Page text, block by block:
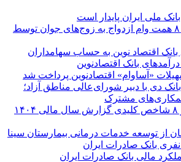
ملی ایران پایدار است
پرداخت بیش از ۸ همت وام ازدواج به زوج‌های جوان توسط
اقتصاد نوین به حساب سهامداران
دی با دبیر شورای‌عالی مناطق آزاد؛
همکاری‌های مشترک
پیشتازی سپ در ۸ شاخص کلیدی گزارش سال مالی ۱۴۰۴
از توسعه خدمات درمانی بیمارستان سینا
مالی بانک صادرات ایران